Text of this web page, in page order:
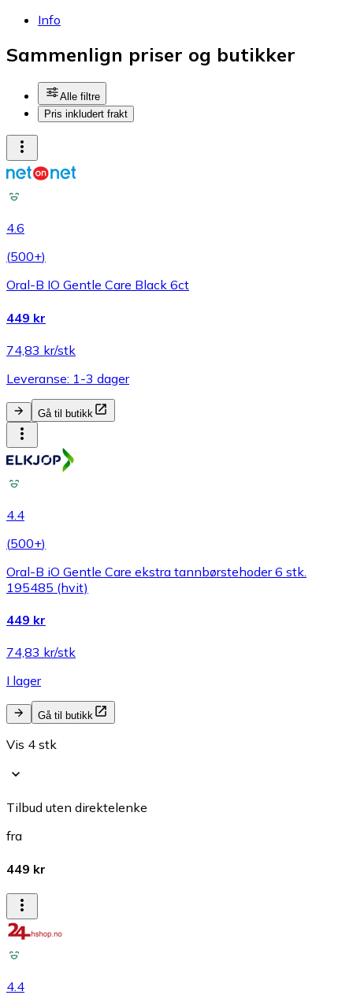
Info
Sammenlign priser og butikker
Alle filtre
Pris inkludert frakt
4.6
(500+)
Oral-B IO Gentle Care Black 6ct
449 kr
74,83 kr/stk
Leveranse: 1-3 dager
Gå til butikk
4.4
(500+)
Oral-B iO Gentle Care ekstra tannbørstehoder 6 stk.
195485 (hvit)
449 kr
74,83 kr/stk
I lager
Gå til butikk
Vis 4 stk
Tilbud uten direktelenke
fra
449 kr
4.4